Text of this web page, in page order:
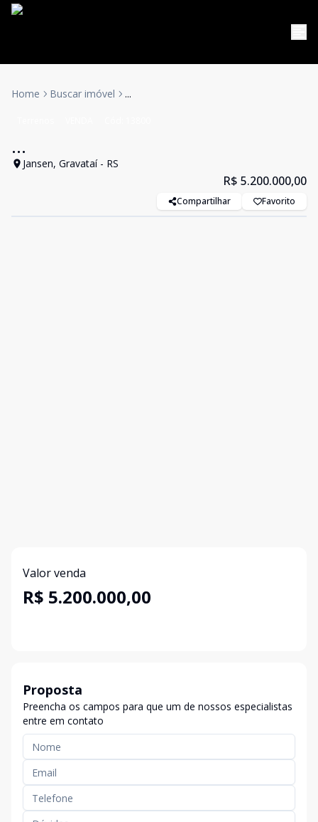
Home Buscar imóvel ...
...
Jansen, Gravataí - RS
R$ 5.200.000,00
Compartilhar Favorito
Valor venda
R$ 5.200.000,00
Proposta
Preencha os campos para que um de nossos especialistas
entre em contato